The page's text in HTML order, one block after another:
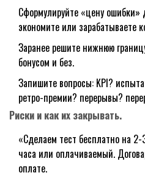
Сформулируйте «цену
экономите или зарабатываете
Заранее решите нижнюю
бонусом и без.
Запишите вопросы: KPI?
ретро-премии? перерывы?
Риски и как их закрывать.
«Сделаем тест бесплатно на
часа или оплачиваемый.
оплате.